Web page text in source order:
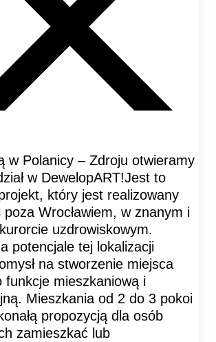
w Polanicy – Zdroju otwieramy
w DewelopART!Jest to
który jest realizowany
Wrocławiem, w znanym i
uzdrowiskowym.
potencjale tej lokalizacji
na stworzenie miejsca
funkcje mieszkaniową i
Mieszkania od 2 do 3 pokoi
propozycją dla osób
zamieszkać lub